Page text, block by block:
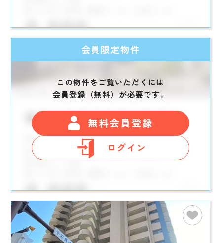
会員限定物件
この物件をご覧いただくには
会員登録（無料）が必要です。
無料会員登録
ログイン